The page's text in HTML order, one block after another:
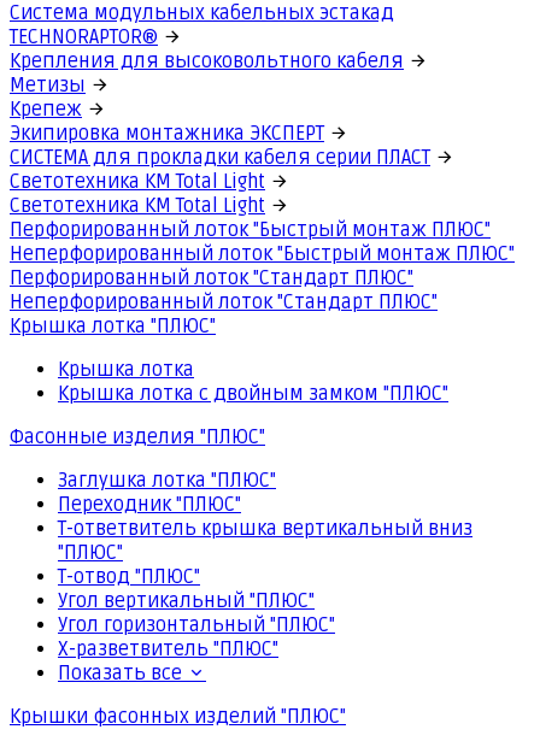
Система модульных кабельных эстакад
TECHNORAPTOR®
Крепления для высоковольтного кабеля
Метизы
Крепеж
Экипировка монтажника ЭКСПЕРТ
СИСТЕМА для прокладки кабеля серии ПЛАСТ
Светотехника КМ Total Light
Светотехника КМ Total Light
Перфорированный лоток "Быстрый монтаж ПЛЮС"
Неперфорированный лоток "Быстрый монтаж ПЛЮС"
Перфорированный лоток "Стандарт ПЛЮС"
Неперфорированный лоток "Стандарт ПЛЮС"
Крышка лотка "ПЛЮС"
Крышка лотка
Крышка лотка с двойным замком "ПЛЮС"
Фасонные изделия "ПЛЮС"
Заглушка лотка "ПЛЮС"
Переходник "ПЛЮС"
Т-ответвитель крышка вертикальный вниз
"ПЛЮС"
Т-отвод "ПЛЮС"
Угол вертикальный "ПЛЮС"
Угол горизонтальный "ПЛЮС"
Х-разветвитель "ПЛЮС"
Показать все
Крышки фасонных изделий "ПЛЮС"